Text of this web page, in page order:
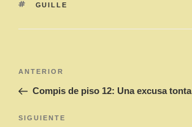
ETIQUETAS
GUILLE
entradas
Entrada
anterior:
ANTERIOR
Compis de piso 12: Una excusa tonta
Siguiente
SIGUIENTE